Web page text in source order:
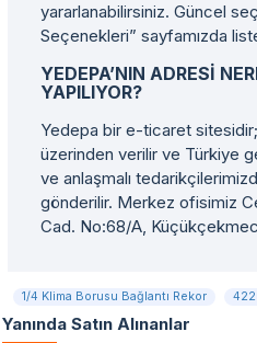
yararlanabilirsiniz. Güncel
Seçenekleri” sayfamızda
YEDEPA’NIN ADRESI
YAPILIYOR?
Yedepa bir e-ticaret
üzerinden verilir ve Türkiye
ve anlaşmalı
gönderilir. Merkez ofisimiz
Cad. No:68/A,
1/4 Klima Borusu Bağlantı Rekor
Yanında Satın Alınanlar